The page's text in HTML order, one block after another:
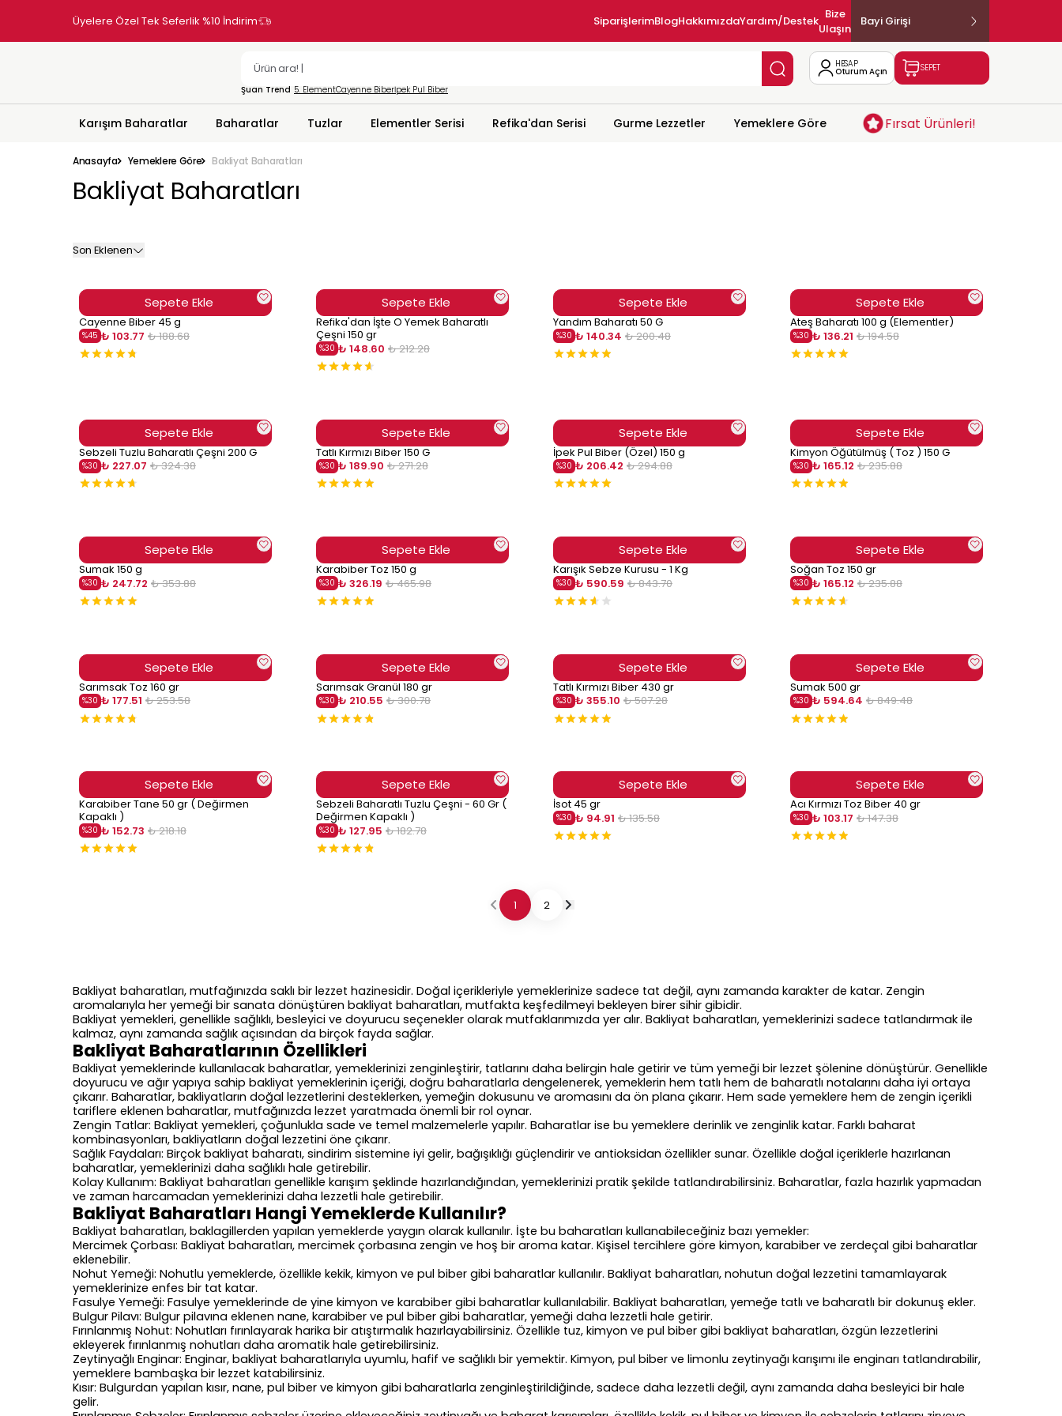
Üyelere Özel Tek Seferlik %10 İndirim SiparişlerimBlogHakkımızdaYardım/Destek Bize
Ulaşın
Bayi Girişi
Şuan Trend 5. ElementCayenne Biberİpek Pul Biber
HESAP
Oturum Açın SEPET
Karışım Baharatlar Baharatlar Tuzlar Elementler Serisi Refika'dan Serisi Gurme Lezzetler Yemeklere Göre Fırsat Ürünleri!
Anasayfa Yemeklere Göre Bakliyat Baharatları
Bakliyat Baharatları
Son Eklenen
Sepete Ekle
Cayenne Biber 45 g
%45 ₺ 103.77 ₺ 188.68
Sepete Ekle
Refika'dan İşte O Yemek Baharatlı
Çeşni 150 gr
%30 ₺ 148.60 ₺ 212.28
Sepete Ekle
Yandım Baharatı 50 G
%30 ₺ 140.34 ₺ 200.48
Sepete Ekle
Ateş Baharatı 100 g (Elementler)
%30 ₺ 136.21 ₺ 194.58
Sepete Ekle
Sebzeli Tuzlu Baharatlı Çeşni 200 G
%30 ₺ 227.07 ₺ 324.38
Sepete Ekle
Tatlı Kırmızı Biber 150 G
%30 ₺ 189.90 ₺ 271.28
Sepete Ekle
İpek Pul Biber (Özel) 150 g
%30 ₺ 206.42 ₺ 294.88
Sepete Ekle
Kimyon Öğütülmüş ( Toz ) 150 G
%30 ₺ 165.12 ₺ 235.88
Sepete Ekle
Sumak 150 g
%30 ₺ 247.72 ₺ 353.88
Sepete Ekle
Karabiber Toz 150 g
%30 ₺ 326.19 ₺ 465.98
Sepete Ekle
Karışık Sebze Kurusu - 1 Kg
%30 ₺ 590.59 ₺ 843.70
Sepete Ekle
Soğan Toz 150 gr
%30 ₺ 165.12 ₺ 235.88
Sepete Ekle
Sarımsak Toz 160 gr
%30 ₺ 177.51 ₺ 253.58
Sepete Ekle
Sarımsak Granül 180 gr
%30 ₺ 210.55 ₺ 300.78
Sepete Ekle
Tatlı Kırmızı Biber 430 gr
%30 ₺ 355.10 ₺ 507.28
Sepete Ekle
Sumak 500 gr
%30 ₺ 594.64 ₺ 849.48
Sepete Ekle
Karabiber Tane 50 gr ( Değirmen
Kapaklı )
%30 ₺ 152.73 ₺ 218.18
Sepete Ekle
Sebzeli Baharatlı Tuzlu Çeşni - 60 Gr (
Değirmen Kapaklı )
%30 ₺ 127.95 ₺ 182.78
Sepete Ekle
İsot 45 gr
%30 ₺ 94.91 ₺ 135.58
Sepete Ekle
Acı Kırmızı Toz Biber 40 gr
%30 ₺ 103.17 ₺ 147.38
1 2
Bakliyat baharatları, mutfağınızda saklı bir lezzet hazinesidir. Doğal içerikleriyle yemeklerinize sadece tat değil, aynı zamanda karakter de katar. Zengin
aromalarıyla her yemeği bir sanata dönüştüren bakliyat baharatları, mutfakta keşfedilmeyi bekleyen birer sihir gibidir.
Bakliyat yemekleri, genellikle sağlıklı, besleyici ve doyurucu seçenekler olarak mutfaklarımızda yer alır. Bakliyat baharatları, yemeklerinizi sadece tatlandırmak ile
kalmaz, aynı zamanda sağlık açısından da birçok fayda sağlar.
Bakliyat Baharatlarının Özellikleri
Bakliyat yemeklerinde kullanılacak baharatlar, yemeklerinizi zenginleştirir, tatlarını daha belirgin hale getirir ve tüm yemeği bir lezzet şölenine dönüştürür. Genellikle
doyurucu ve ağır yapıya sahip bakliyat yemeklerinin içeriği, doğru baharatlarla dengelenerek, yemeklerin hem tatlı hem de baharatlı notalarını daha iyi ortaya
çıkarır. Baharatlar, bakliyatların doğal lezzetlerini desteklerken, yemeğin dokusunu ve aromasını da ön plana çıkarır. Hem sade yemeklere hem de zengin içerikli
tariflere eklenen baharatlar, mutfağınızda lezzet yaratmada önemli bir rol oynar.
Zengin Tatlar: Bakliyat yemekleri, çoğunlukla sade ve temel malzemelerle yapılır. Baharatlar ise bu yemeklere derinlik ve zenginlik katar. Farklı baharat
kombinasyonları, bakliyatların doğal lezzetini öne çıkarır.
Sağlık Faydaları: Birçok bakliyat baharatı, sindirim sistemine iyi gelir, bağışıklığı güçlendirir ve antioksidan özellikler sunar. Özellikle doğal içeriklerle hazırlanan
baharatlar, yemeklerinizi daha sağlıklı hale getirebilir.
Kolay Kullanım: Bakliyat baharatları genellikle karışım şeklinde hazırlandığından, yemeklerinizi pratik şekilde tatlandırabilirsiniz. Baharatlar, fazla hazırlık yapmadan
ve zaman harcamadan yemeklerinizi daha lezzetli hale getirebilir.
Bakliyat Baharatları Hangi Yemeklerde Kullanılır?
Bakliyat baharatları, baklagillerden yapılan yemeklerde yaygın olarak kullanılır. İşte bu baharatları kullanabileceğiniz bazı yemekler:
Mercimek Çorbası: Bakliyat baharatları, mercimek çorbasına zengin ve hoş bir aroma katar. Kişisel tercihlere göre kimyon, karabiber ve zerdeçal gibi baharatlar
eklenebilir.
Nohut Yemeği: Nohutlu yemeklerde, özellikle kekik, kimyon ve pul biber gibi baharatlar kullanılır. Bakliyat baharatları, nohutun doğal lezzetini tamamlayarak
yemeklerinize enfes bir tat katar.
Fasulye Yemeği: Fasulye yemeklerinde de yine kimyon ve karabiber gibi baharatlar kullanılabilir. Bakliyat baharatları, yemeğe tatlı ve baharatlı bir dokunuş ekler.
Bulgur Pilavı: Bulgur pilavına eklenen nane, karabiber ve pul biber gibi baharatlar, yemeği daha lezzetli hale getirir.
Fırınlanmış Nohut: Nohutları fırınlayarak harika bir atıştırmalık hazırlayabilirsiniz. Özellikle tuz, kimyon ve pul biber gibi bakliyat baharatları, özgün lezzetlerini
ekleyerek fırınlanmış nohutları daha aromatik hale getirebilirsiniz.
Zeytinyağlı Enginar: Enginar, bakliyat baharatlarıyla uyumlu, hafif ve sağlıklı bir yemektir. Kimyon, pul biber ve limonlu zeytinyağı karışımı ile enginarı tatlandırabilir,
yemeklere bambaşka bir lezzet katabilirsiniz.
Kısır: Bulgurdan yapılan kısır, nane, pul biber ve kimyon gibi baharatlarla zenginleştirildiğinde, sadece daha lezzetli değil, aynı zamanda daha besleyici bir hale
gelir.